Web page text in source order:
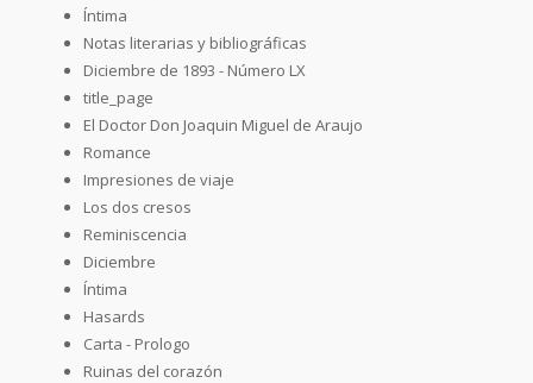
Íntima
Notas literarias y bibliográficas
Diciembre de 1893 - Número LX
title_page
El Doctor Don Joaquin Miguel de Araujo
Romance
Impresiones de viaje
Los dos cresos
Reminiscencia
Diciembre
Íntima
Hasards
Carta - Prologo
Ruinas del corazón